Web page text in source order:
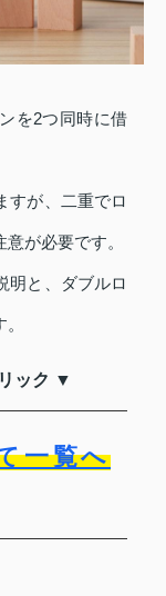
を2つ同時に借
すが、二重でロ
が必要です。
明と、ダブルロ
ック ▼
一覧へ